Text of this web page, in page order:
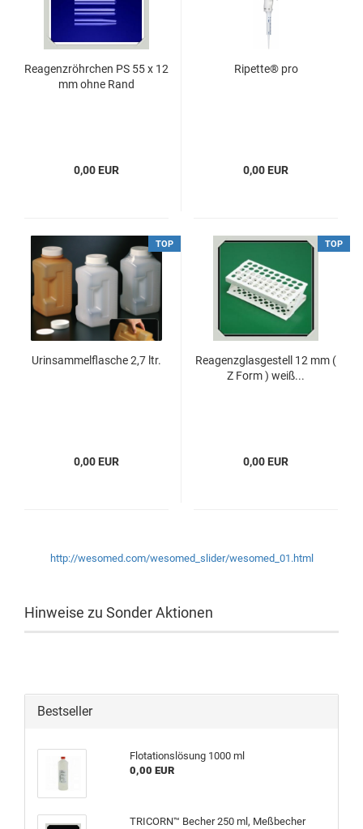
Reagenzröhrchen PS 55 x 12
mm ohne Rand
0,00 EUR
Ripette® pro
0,00 EUR
TOP
Urinsammelflasche 2,7 ltr.
0,00 EUR
TOP
Reagenzglasgestell 12 mm (
Z Form ) weiß...
0,00 EUR
http://wesomed.com/wesomed_slider/wesomed_01.html
Hinweise zu Sonder Aktionen
Bestseller
Flotationslösung 1000 ml
0,00 EUR
TRICORN™ Becher 250 ml, Meßbecher